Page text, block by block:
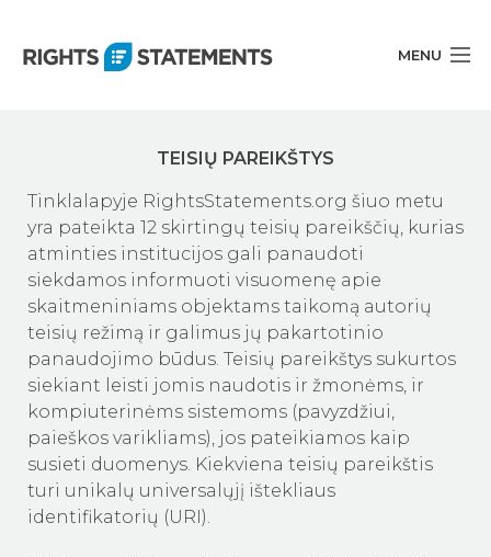
MENU
Daugiau informacijos (anglų kalba)
Lietuva
TEISIŲ PAREIKŠTYS
Tinklalapyje RightsStatements.org šiuo metu
yra pateikta 12 skirtingų teisių pareikščių, kurias
atminties institucijos gali panaudoti
siekdamos informuoti visuomenę apie
skaitmeniniams objektams taikomą autorių
teisių režimą ir galimus jų pakartotinio
panaudojimo būdus. Teisių pareikštys sukurtos
siekiant leisti jomis naudotis ir žmonėms, ir
kompiuterinėms sistemoms (pavyzdžiui,
paieškos varikliams), jos pateikiamos kaip
susieti duomenys. Kiekviena teisių pareikštis
turi unikalų universalųjį ištekliaus
identifikatorių (URI).